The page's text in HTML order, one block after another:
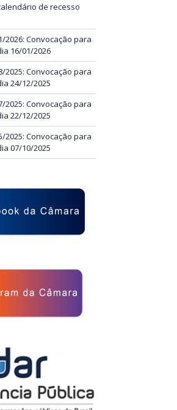
de recesso
2026: Convocação para
16/01/2026
2025: Convocação para
24/12/2025
2025: Convocação para
22/12/2025
2025: Convocação para
07/10/2025